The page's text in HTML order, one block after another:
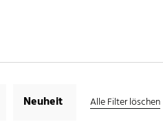
Neuheit Alle Filter löschen